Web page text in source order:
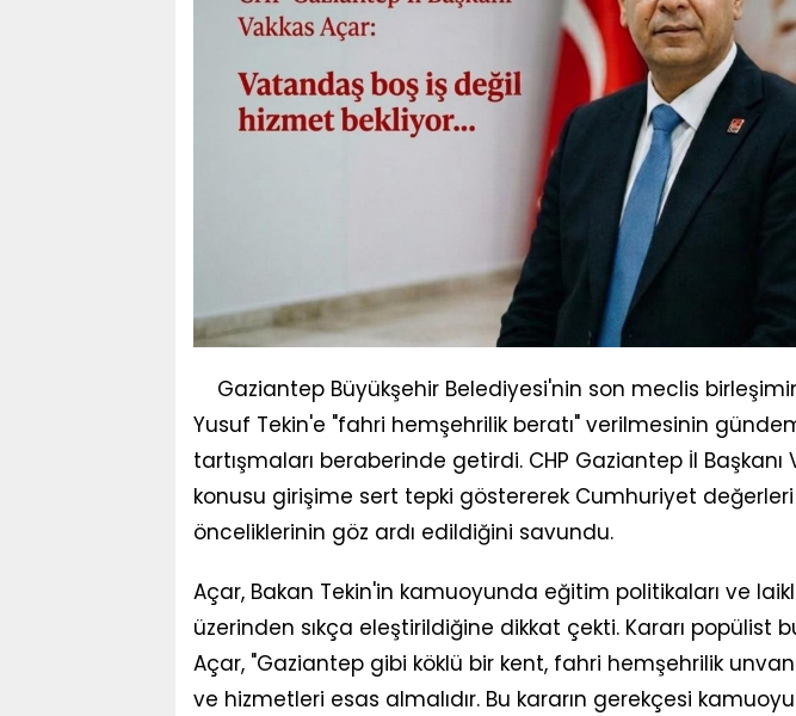
Gaziantep Büyükşehir Belediyesi'nin son meclis
Yusuf Tekin'e "fahri hemşehrilik beratı" verilmesinin
tartışmaları beraberinde getirdi. CHP Gaziantep İl Başkanı
konusu girişime sert tepki göstererek Cumhuriyet değerleri
önceliklerinin göz ardı edildiğini savundu.
Açar, Bakan Tekin'in kamuoyunda eğitim politikaları ve
üzerinden sıkça eleştirildiğine dikkat çekti. Kararı popülist
Açar, "Gaziantep gibi köklü bir kent, fahri hemşehrilik
ve hizmetleri esas almalıdır. Bu kararın gerekçesi